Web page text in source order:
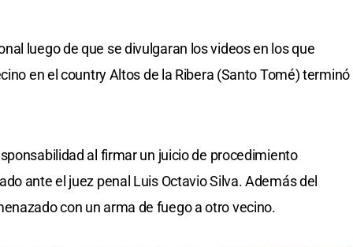
luego de que se divulgaran los videos en los que
en el country Altos de la Ribera (Santo Tomé) terminó
al firmar un juicio de procedimiento
ante el juez penal Luis Octavio Silva. Además del
con un arma de fuego a otro vecino.